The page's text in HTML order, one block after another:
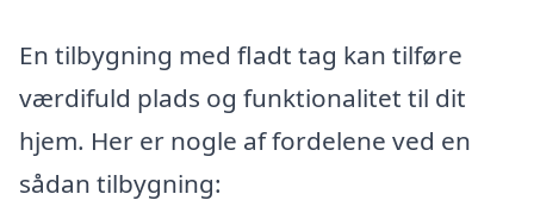
En tilbygning med fladt tag kan tilføre
værdifuld plads og funktionalitet til dit
hjem. Her er nogle af fordelene ved en
sådan tilbygning: